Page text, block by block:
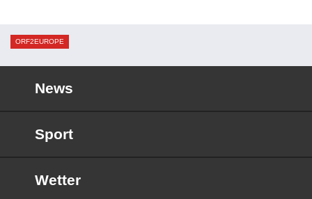
ORF2EUROPE
News
Sport
Wetter